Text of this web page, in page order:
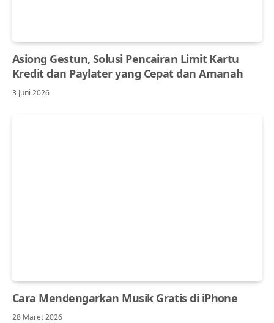
Asiong Gestun, Solusi Pencairan Limit Kartu
Kredit dan Paylater yang Cepat dan Amanah
3 Juni 2026
Cara Mendengarkan Musik Gratis di iPhone
28 Maret 2026